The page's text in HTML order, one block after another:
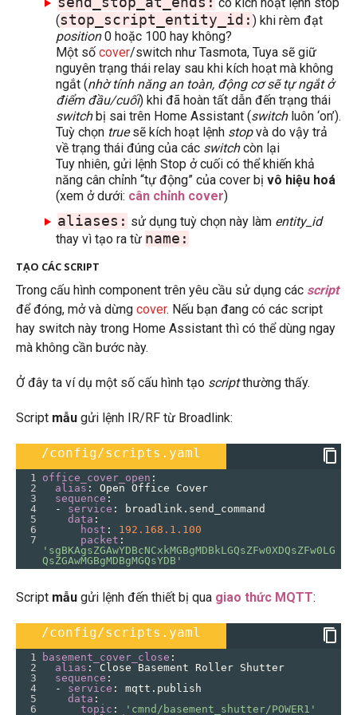
(stop_script_entity_id: ) khi rèm đạt
position0 hoặc 100 hay không?
Một số cover/switch như Tasmota, Tuya sẽ giữ
nguyên trạng thái relay sau khi kích hoạt mà không
ngắt (nhờ tính năng an toàn, động cơ sẽ tự ngắt ở
điểm đầu/cuối) khi đã hoàn tất dẫn đến trạng thái
switchbị sai trên Home Assistant (switchluôn ‘on’).
Tuỳ chọn truesẽ kích hoạt lệnh stopvà do vậy trả
về trạng thái đúng của các switchcòn lại
Tuy nhiên, gửi lệnh Stop ở cuối có thể khiến khả
năng cân chỉnh “tự động” của cover bị vô hiệu hoá
(xem ở dưới: cân chỉnh cover)
aliases: sử dụng tuỳ chọn này làm entity_id
thay vì tạo ra từ name:
TẠO CÁC SCRIPT
Trong cấu hình component trên yêu cầu sử dụng các script
để đóng, mở và dừng cover. Nếu bạn đang có các script
hay switch này trong Home Assistant thì có thể dùng ngay
mà không cần bước này.
Ở đây ta ví dụ một số cấu hình tạo scriptthường thấy.
Script mẫugửi lệnh IR/RF từ Broadlink:
/config/scripts.yaml
1 office_cover_open :
2
  alias
: Open Office Cover
3
  sequence
:
4
  -
service :
broadlink.send_command
5
data :
6
host : 192.168.1.100
7
packet
'sgBKAgsZGAwYDBcNCxkMGBgMDBkLGQsZFw0XDQsZFw0LG
QsZGAwMGBgMDBgMGQsYDB'
Script mẫugửi lệnh đến thiết bị qua giao thức MQTT:
/config/scripts.yaml
1 basement_cover_close :
2
  alias
: Close Basement Roller Shutter
3
  sequence
:
4
  -
service : mqtt.publish
5
data :
6
topic :
'cmnd/basement_shutter/POWER1'